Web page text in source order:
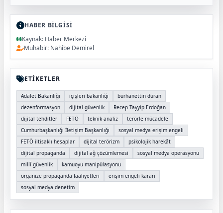
HABER BİLGİSİ
Kaynak: Haber Merkezi
Muhabir: Nahibe Demirel
ETİKETLER
Adalet Bakanlığı içişleri bakanlığı
burhanettin duran
dezenformasyon
dijital güvenlik
Recep Tayyip Erdoğan
dijital tehditler
FETÖ teknik analiz
terörle mücadele
Cumhurbaşkanlığı İletişim Başkanlığı
sosyal medya erişim engeli
FETÖ iltisaklı hesaplar
dijital terörizm
psikolojik harekât
dijital propaganda
dijital ağ çözümlemesi
sosyal medya operasyonu
millî güvenlik
kamuoyu manipülasyonu
organize propaganda faaliyetleri
erişim engeli kararı
sosyal medya denetim